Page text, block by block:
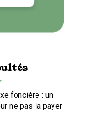
foncière : un
ne pas la payer